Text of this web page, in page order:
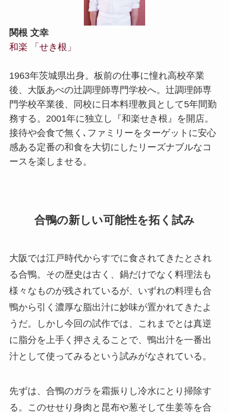
関根 文幸
和楽 「せき根」
1963年茨城県出身。板前の仕事に憧れ高校卒業
後、大阪あべの辻調理師専門学校へ。辻調理師専
門学校卒業後、同校に日本料理教員として5年間勤
務する。2001年に独立し『和楽せき根』を開店。
接待や会食で無く､ファミリーをターゲットに安心
感ある定番の和食を大切にしたリーズナブルなコ
ースを楽しませる。
合鴨の新しい可能性を拓く試み
大阪では江戸時代からすでに食されてきたとされ
る合鴨。その歴史は古く、鍋だけでなく料理法も
様々なものが残されているが、いずれの料理も合
鴨から引く濃厚な脂出汁に妙味が置かれてきたよ
うだ。しかし今回の試作では、これまでとは真逆
に脂分を上手く押さえることで、鴨出汁を一番出
汁として使ってみるという試みがなされている。
先ずは、合鴨のガラを霜振りし冷水にとり掃除す
る。このせせり身肉と昆布や葱そして生姜等を合